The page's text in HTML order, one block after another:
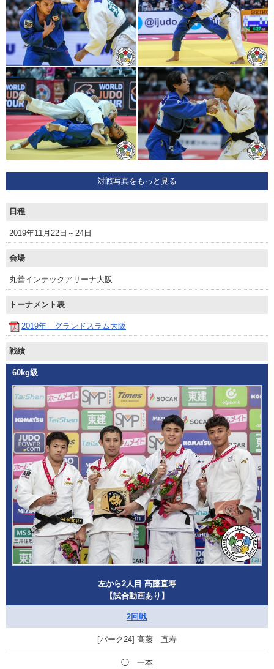
対戦写真をもっと見る
日程
2019年11月22日～24日
会場
丸善インテックアリーナ大阪
トーナメント表
2019年 グランドスラム大阪
戦績
60kg級
左から2人目 髙藤直寿
【試合動画あり】
2回戦
髙藤 直寿
◯一本